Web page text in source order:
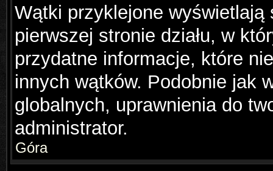
Wątki przyklejone wyświetlają
pierwszej stronie działu, w
przydatne informacje, które
innych wątków. Podobnie jak
globalnych, uprawnienia do
administrator.
Góra